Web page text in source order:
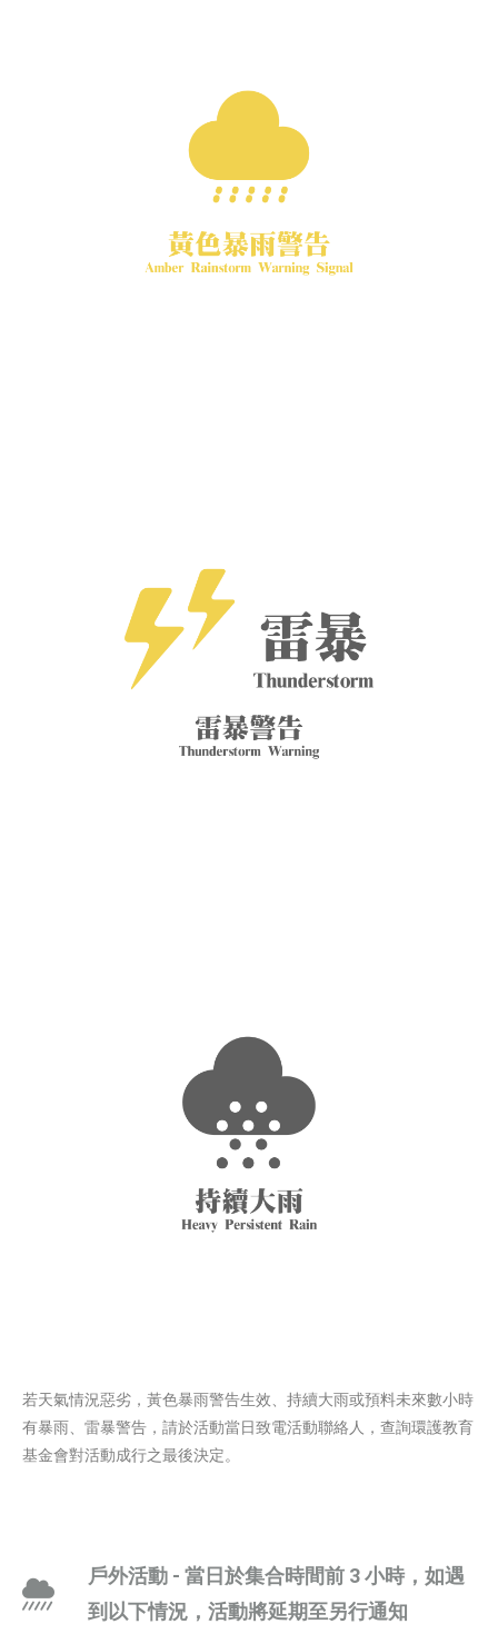
若天氣情況惡劣，黃色暴雨警告生效、持續大雨或預料未來數小時
有暴雨、雷暴警告，請於活動當日致電活動聯絡人，查詢環護教育
基金會對活動成行之最後決定。
戶外活動 - 當日於集合時間前 3 小時，如遇
到以下情況，活動將延期至另行通知